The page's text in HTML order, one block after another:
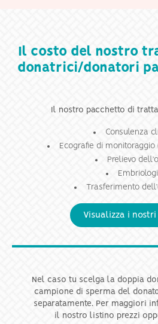
Il costo del nostro
donatrici/donatori
Il nostro pacchetto di
Consulenza
Ecografie di monitoraggio
Prelievo
Trasferimento
Visualizza i nostri
Nel caso tu scelga la doppia
campione di sperma del
separatamente. Per maggiori
il nostro listino prezzi